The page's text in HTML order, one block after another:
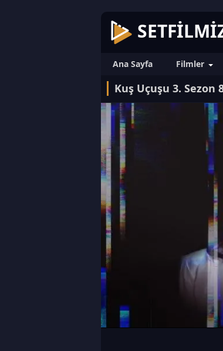
Ana Sayfa Filmler
Kuş Uçuşu 3. Sezon